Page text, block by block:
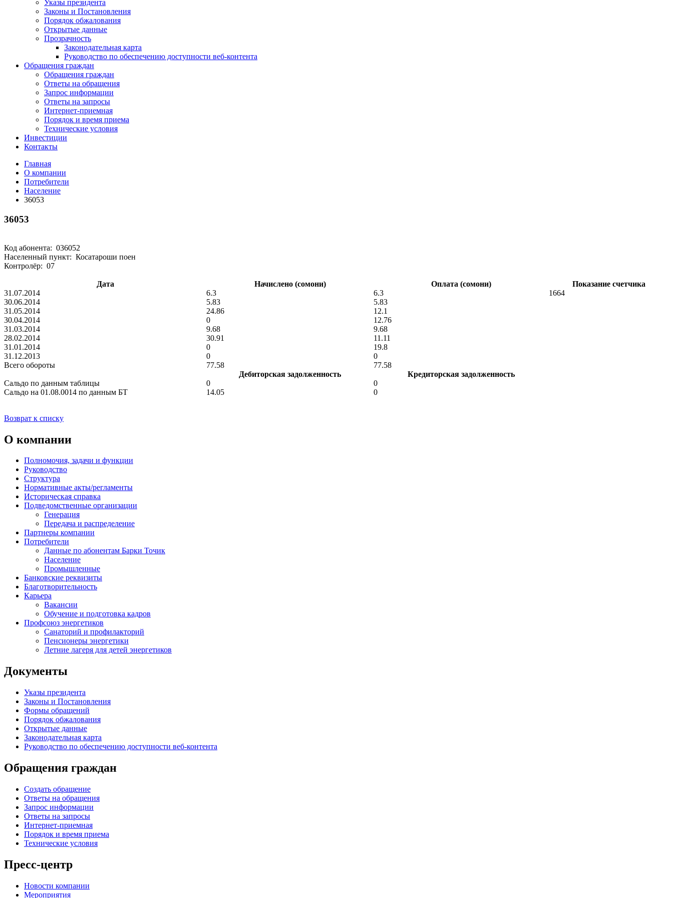
Указы президента
Законы и Постановления
Порядок обжалования
Открытые данные
Прозрачность
Законодательная карта
Руководство по обеспечению доступности веб-контента
Обращения граждан
Обращения граждан
Ответы на обращения
Запрос информации
Ответы на запросы
Интернет-приемная
Порядок и время приема
Технические условия
Инвестиции
Контакты
Главная
О компании
Потребители
Население
36053
36053
Код абонента: 036052
Населенный пункт: Косатароши поен
Контролёр: 07
Дата Начислено (сомони) Оплата (сомони)
Показание счетчика
31.07.2014
6.3 6.3
1664
30.06.2014
5.83
5.83
31.05.2014
24.86
12.1
30.04.2014
0
12.76
31.03.2014
9.68
9.68
28.02.2014
30.91
11.11
31.01.2014
0
19.8
31.12.2013
0
0
Всего обороты
77.58
77.58
Дебиторская задолженность
Кредиторская задолженность
Сальдо по данным таблицы
0
0
Сальдо на 01.08.0014 по данным БТ
14.05 0
Возврат к списку
О компании
Полномочия, задачи и функции
Руководство
Структура
Нормативные акты/регламенты
Историческая справка
Подведомственные организации
Генерация
Передача и распределение
Партнеры компании
Потребители
Данные по абонентам Барки Точик
Население
Промышленные
Банковские реквизиты
Благотворительность
Карьера
Вакансии
Обучение и подготовка кадров
Профсоюз энергетиков
Санаторий и профилакторий
Пенсионеры энергетики
Летние лагеря для детей энергетиков
Документы
Указы президента
Законы и Постановления
Формы обращений
Порядок обжалования
Открытые данные
Законодательная карта
Руководство по обеспечению доступности веб-контента
Обращения граждан
Создать обращение
Ответы на обращения
Запрос информации
Ответы на запросы
Интернет-приемная
Порядок и время приема
Технические условия
Пресс-центр
Новости компании
Мероприятия